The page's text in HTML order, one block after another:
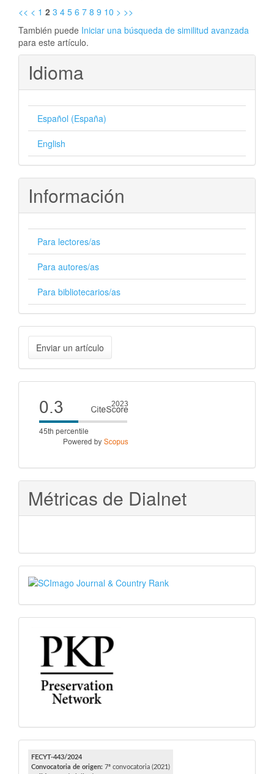
<< < 1 2 3 4 5 6 7 8 9 10 > >>
También puede Iniciar una búsqueda de similitud avanzada
para este artículo.
Idioma
Español (España)
English
Información
Para lectores/as
Para autores/as
Para bibliotecarios/as
Enviar
un
artículo
Enviar un artículo
Cite
score
Métricas de Dialnet
SJR
PKP
FECYT